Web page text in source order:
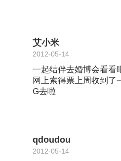
艾小米
2012-05-14
一起结伴去婚博会看看
网上索得票上周收到了
G去啦
qdoudou
2012-05-14